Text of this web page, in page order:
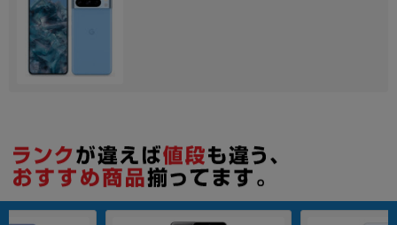
各項目のチェックボックスは「or検索」となります。